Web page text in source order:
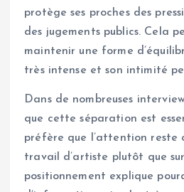
protège ses proches des
des jugements publics. Cela
maintenir une forme
très intense et son intimité
Dans de nombreuses
que cette séparation est
préfère que l’attention reste
travail d’artiste plutôt que
positionnement explique